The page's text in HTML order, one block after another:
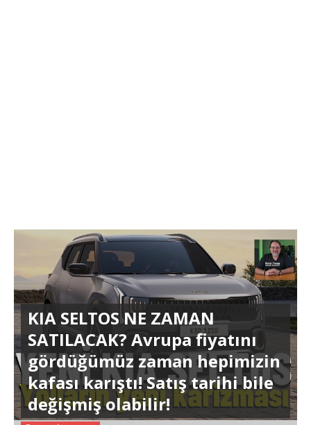
KIA SELTOS NE ZAMAN
SATILACAK? Avrupa fiyatını
gördüğümüz zaman hepimizin
kafası karıştı! Satış tarihi bile
değişmiş olabilir!